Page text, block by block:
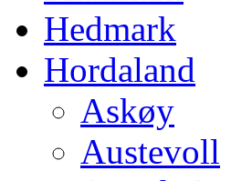
Hedmark
Hordaland
Askøy
Austevoll